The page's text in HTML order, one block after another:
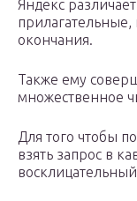
Яндекс
окончания.
Также ему
множественное
Для того чтобы
взять запрос в